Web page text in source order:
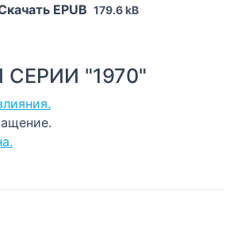
EPUB 179.6 kB
"1970"